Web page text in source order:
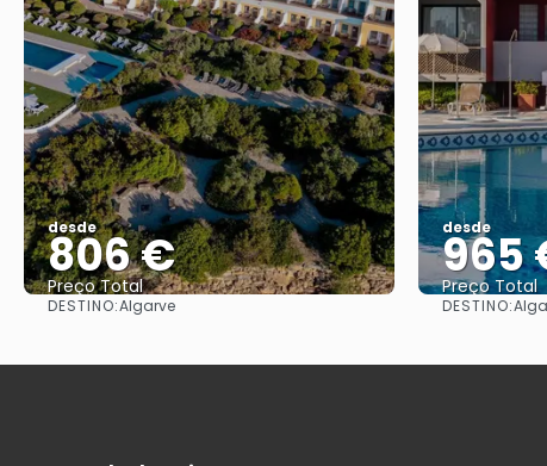
desde
806 €
Preço Total
DESTINO:Algarve
desde
965
Preço Total
DESTINO: